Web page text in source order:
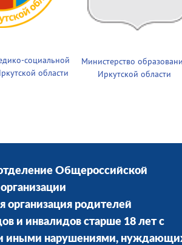
социальной
области
Министерство
Иркутской области
Общероссийской
организация родителей
и инвалидов старше 18 лет с
иными нарушениями,